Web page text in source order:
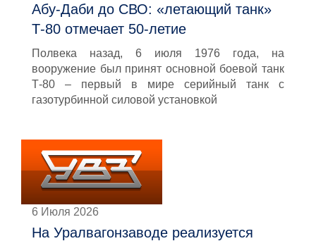
Абу-Даби до СВО: «летающий танк»
Т-80 отмечает 50-летие
Полвека назад, 6 июля 1976 года, на
вооружение был принят основной боевой танк
Т-80 – первый в мире серийный танк с
газотурбинной силовой установкой
6 Июля 2026
На Уралвагонзаводе реализуется